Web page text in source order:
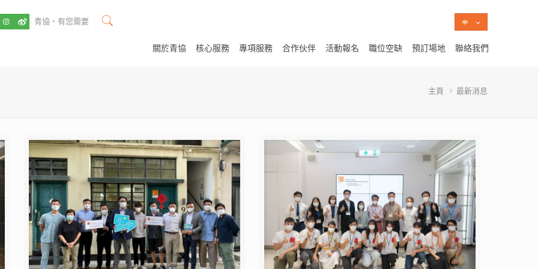
關於青協 核心服務 專項服務 合作伙伴 活動報名 職位空缺 預訂場地 聯絡我們
主頁 最新消息